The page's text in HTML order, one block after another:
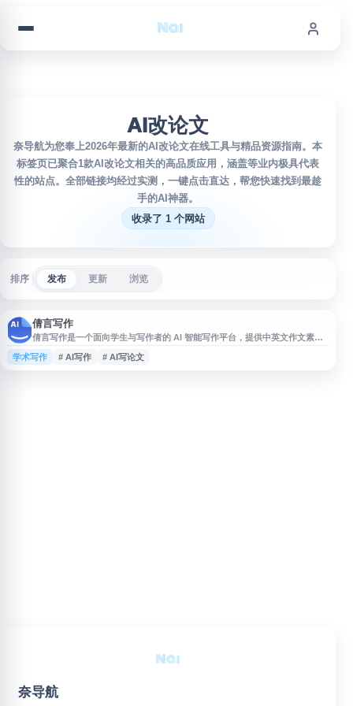
AI改论文
奈导航为您奉上2026年最新的AI改论文在线工具与精品资源指南。本
标签页已聚合1款AI改论文相关的高品质应用，涵盖等业内极具代表
性的站点。全部链接均经过实测，一键点击直达，帮您快速找到最趁
手的AI神器。
收录了 1 个网站
排序 发布 更新 浏览
倩言写作
倩言写作是一个面向学生与写作者的 AI 智能写作平台，提供中英文作文素
材、英语语法纠错、文本润色、作文批改、论文写作与修改等功能。网站覆盖
大中小学作文、托福、考研、四六级等写作场景，适合用于提升写作表达、检
学术写作 # AI写作 # AI写论文
奈导航